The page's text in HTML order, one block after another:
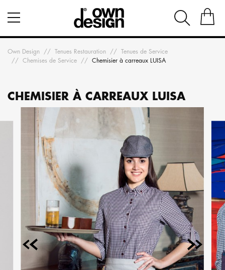
Own Design Tenues Restauration
Tenues de Service
Chemises de Service
Chemisier à carreaux LUISA
CHEMISIER À CARREAUX LUISA